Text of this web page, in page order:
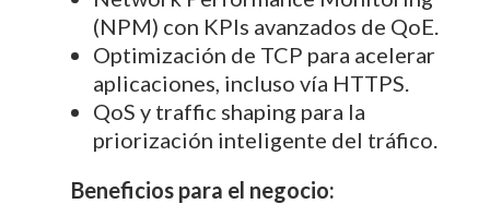
(NPM) con KPIs avanzados de QoE.
Optimización de TCP para acelerar
aplicaciones, incluso vía HTTPS.
QoS y traffic shaping para la
priorización inteligente del tráfico.
Beneficios para el negocio: